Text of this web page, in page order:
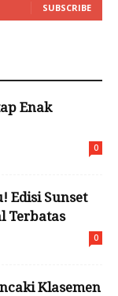
SUBSCRIBE
Enak
0
Edisi Sunset
Terbatas
0
Klasemen